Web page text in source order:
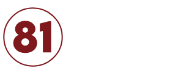
attenzione e manutenzione
06 Ottobre 2022
Verdelli, il titolare del tabacchino ha